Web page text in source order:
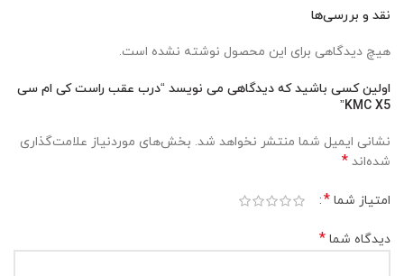
نقد و بررسی‌ها
هیچ دیدگاهی برای این محصول نوشته نشده است.
اولین کسی باشید که دیدگاهی می نویسد “درب عقب راست کی ام سی
KMC X5”
نشانی ایمیل شما منتشر نخواهد شد. بخش‌های موردنیاز علامت‌گذاری
شده‌اند *
امتیاز شما *
دیدگاه شما *